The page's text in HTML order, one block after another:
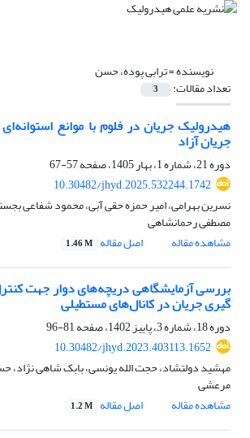
نویسنده =ترابی پوده، حسن
تعداد مقالات: 3
هیدرولیک جریان در فلوم با موانع
جریان آزاد
دوره 21، شماره 1، بهار 1405، صفحه
57-67
10.30482/jhyd.2025.532244.1742
نسرین بهرامی، امیر حمزه حقی آبی، محمود شفاعی
مصطفی رحمانشاهی
مشاهده مقاله
اصل مقاله 1.46 M
بررسی آزمایشگاهی دریچه‌های دوار جهت
گیری جریان در کانال‌های مستطیلی
دوره 18، شماره 3، پاییز 1402، صفحه
81-96
10.30482/jhyd.2023.403113.1652
مهشید دولتشاد، حجت الله یونسی، بابک شاهی نژاد،
مرعشی
مشاهده مقاله
اصل مقاله 1.2 M